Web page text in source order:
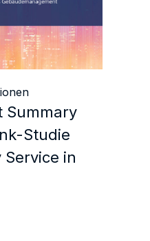
Summary
Studie
Service in